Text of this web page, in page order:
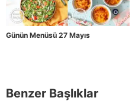
Günün Menüsü 27 Mayıs
Benzer Başlıklar